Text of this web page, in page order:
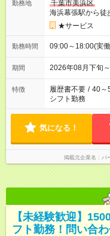
勤務地
千葉市美浜区
海浜幕張駅から徒
★サービス
勤務時間 09:00～18:00(実
期間 2026年08月下旬
特徴 履歴書不要 / 40～
シフト勤務
気になる！
掲載元企業名 パ
【未経験歓迎】
フト勤務！問い合